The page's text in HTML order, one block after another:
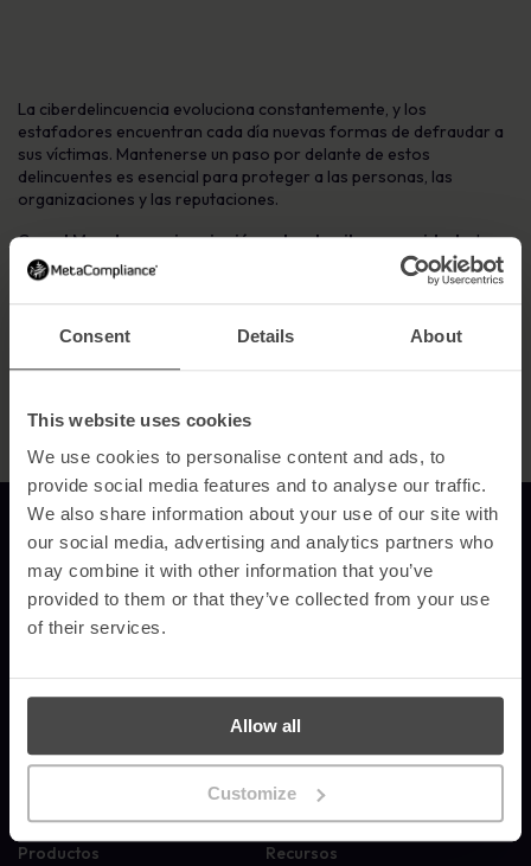
Consent Details About
This website uses cookies
We use cookies to personalise content and ads, to
provide social media features and to analyse our traffic.
We also share information about your use of our site with
our social media, advertising and analytics partners who
may combine it with other information that you’ve
provided to them or that they’ve collected from your use
of their services.
Allow all
Customize
La ciberdelincuencia evoluciona constantemente, y los
estafadores encuentran cada día nuevas formas de defraudar a
sus víctimas. Mantenerse un paso por delante de estos
delincuentes es esencial para proteger a las personas, las
organizaciones y las reputaciones.
Conel Mes de concienciación sobre la ciberseguridada la
vuelta de la esquina, hemos creado una serie
de recursos
gratuitos
que puede utilizar en su organización para promover la
concienciación y apoyar esta iniciativa anual. Descargue nuestra
Plantilla de campaña
para ayudarle en su planificación, e
empleados que deben estar alerta.
MetaCompliance ofrece a empresas y organizaciones formación en
© 2026 MetaCompliance® Todos los derechos reservados.
Productos Recursos